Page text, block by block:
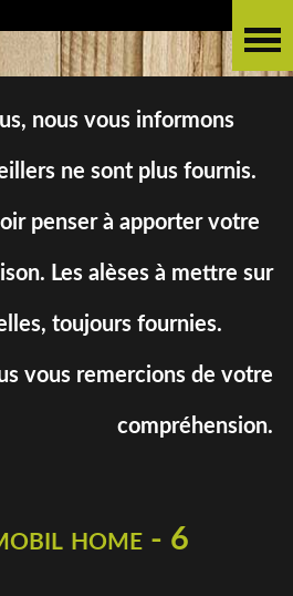
nous vous informons
ne sont plus fournis.
penser à apporter votre
Les alèses à mettre sur
toujours fournies.
vous remercions de votre
compréhension.
home - 6